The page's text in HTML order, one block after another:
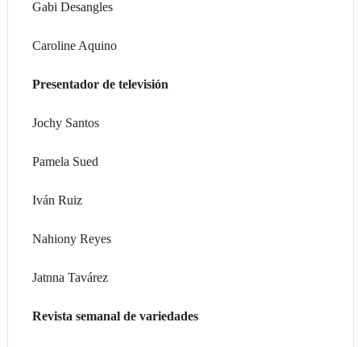
Gabi Desangles
Caroline Aquino
Presentador de televisión
Jochy Santos
Pamela Sued
Iván Ruiz
Nahiony Reyes
Jatnna Tavárez
Revista semanal de variedades